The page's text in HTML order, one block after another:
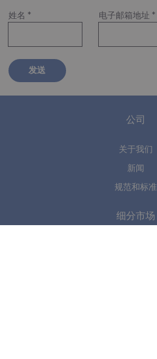
姓名 * 电子邮箱地址 *
发送
公司
关于我们
新闻
规范和标准
细分市场